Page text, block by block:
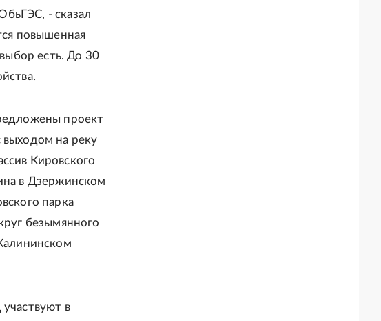
- сказал
повышенная
есть. До 30
проект
выходом на реку
Кировского
в Дзержинском
парка
безымянного
в